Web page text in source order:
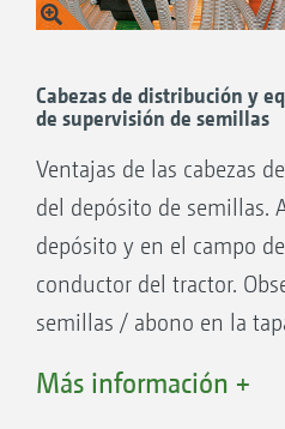
Ajuste del dosificador
El depósito se
abriendo una
elástico.
Posibilidad de siembra
(también hortalizas) sin
complicados.
Todas las piezas están
De modo opcional hay
Cabezas de distribución y
de supervisión de semillas
Ventajas de las cabezas
del depósito de semillas.
depósito y en el campo
conductor del tractor.
semillas / abono en la
semillas opcional.
Más información +